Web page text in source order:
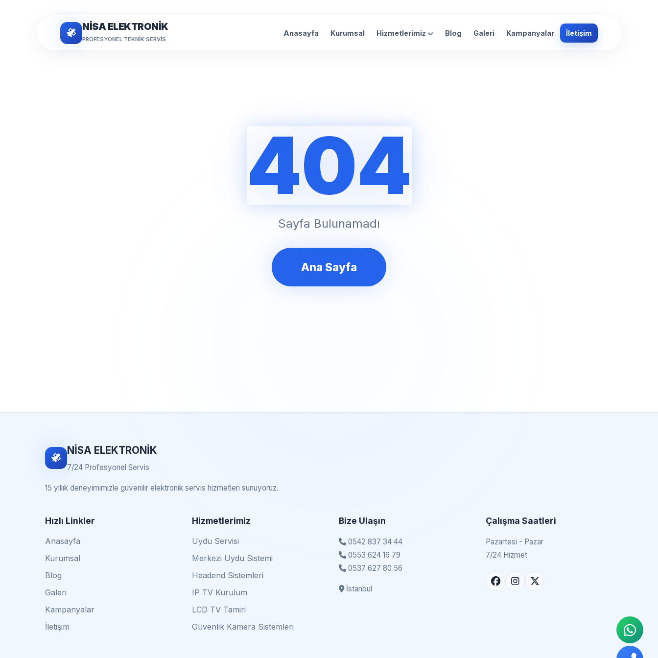
NİSA ELEKTRONİK
PROFESYONEL TEKNIK SERVIS
Anasayfa Kurumsal Hizmetlerimiz Blog Galeri Kampanyalar İletişim
404
Sayfa Bulunamadı
Ana Sayfa
NİSA ELEKTRONİK
7/24 Profesyonel Servis
15 yıllık deneyimimizle güvenilir elektronik servis hizmetleri sunuyoruz.
Hızlı Linkler
Anasayfa
Kurumsal
Blog
Galeri
Kampanyalar
İletişim
Hizmetlerimiz
Uydu Servisi
Merkezi Uydu Sistemi
Headend Sistemleri
IP TV Kurulum
LCD TV Tamiri
Güvenlik Kamera Sistemleri
Bize Ulaşın
0542 837 34 44
0553 624 16 79
0537 627 80 56
İstanbul
Çalışma Saatleri
Pazartesi - Pazar
7/24 Hizmet